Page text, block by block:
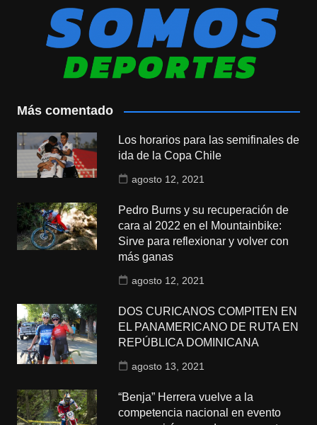
Más comentado
Los horarios para las semifinales de
ida de la Copa Chile
agosto 12, 2021
Pedro Burns y su recuperación de
cara al 2022 en el Mountainbike:
Sirve para reflexionar y volver con
más ganas
agosto 12, 2021
DOS CURICANOS COMPITEN EN
EL PANAMERICANO DE RUTA EN
REPÚBLICA DOMINICANA
agosto 13, 2021
“Benja” Herrera vuelve a la
competencia nacional en evento